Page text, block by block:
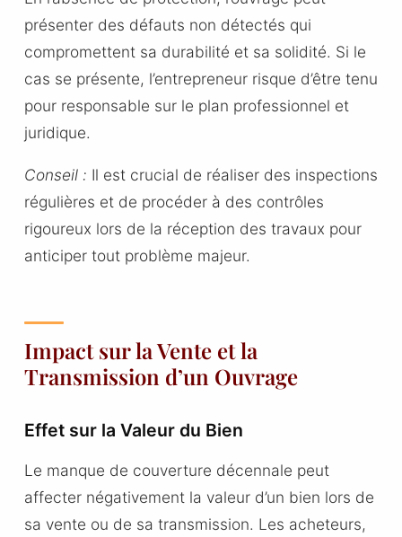
présenter des défauts non détectés qui
compromettent sa durabilité et sa solidité. Si le
cas se présente, l’entrepreneur risque d’être tenu
pour responsable sur le plan professionnel et
juridique.
Conseil : Il est crucial de réaliser des inspections
régulières et de procéder à des contrôles
rigoureux lors de la réception des travaux pour
anticiper tout problème majeur.
Impact sur la Vente et la
Transmission d’un Ouvrage
Effet sur la Valeur du Bien
Le manque de couverture décennale peut
affecter négativement la valeur d’un bien lors de
sa vente ou de sa transmission. Les acheteurs,